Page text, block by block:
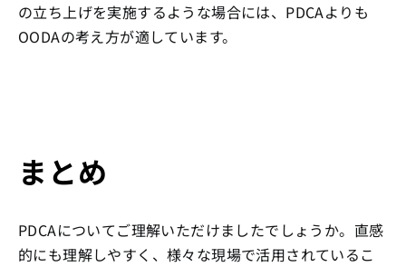
の立ち上げを実施するような場合には、PDCAよりも
OODAの考え方が適しています。
まとめ
PDCAについてご理解いただけましたでしょうか。直感
的にも理解しやすく、様々な現場で活用されているこ